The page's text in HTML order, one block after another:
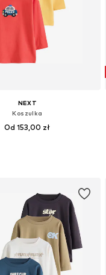
NEXT
Koszulka
Od 153,00 zł